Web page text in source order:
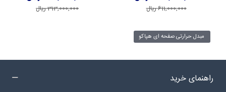
611,000,000 ریال 313,000,000 ریال
مبدل حرارتی صفحه ای هپاکو
راهنمای خرید